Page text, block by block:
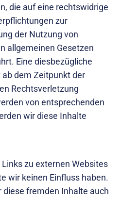
die auf eine rechtswidrige
zur
der Nutzung von
allgemeinen Gesetzen
Eine diesbezügliche
dem Zeitpunkt der
Rechtsverletzung
von entsprechenden
wir diese Inhalte
zu externen Websites
wir keinen Einfluss haben.
diese fremden Inhalte auch